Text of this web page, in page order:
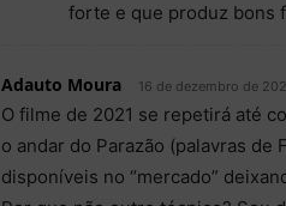
forte e que produz bons
Adauto Moura 16 de dezembro de
O filme de 2021 se repetirá até
o andar do Parazão (palavras de
disponíveis no “mercado”